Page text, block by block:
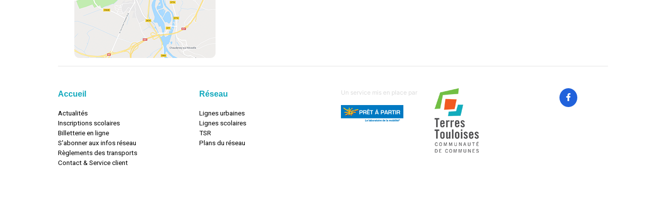
Accueil
Actualités
Inscriptions scolaires
Billetterie en ligne
S'abonner aux infos réseau
Règlements des transports
Contact & Service client
Réseau
Lignes urbaines
Lignes scolaires
TSR
Plans du réseau
Un service mis en place par